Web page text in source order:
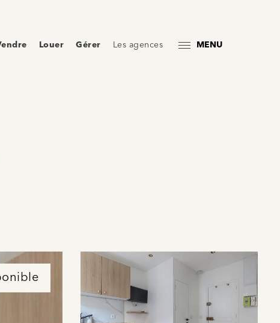
Louer Gérer Les agences MENU